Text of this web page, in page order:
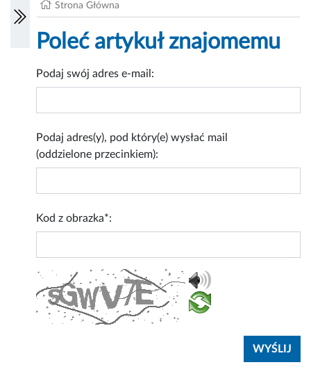
Strona Główna
Poleć artykuł znajomemu
Podaj swój adres e-mail:
Podaj adres(y), pod który(e) wysłać mail
(oddzielone przecinkiem):
Kod z obrazka*: